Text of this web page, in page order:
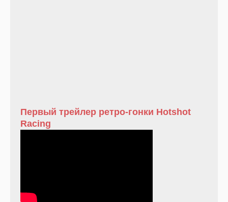
Первый трейлер ретро-гонки Hotshot
Racing